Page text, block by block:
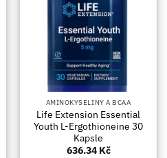
AMINOKYSELINY A BCAA
Life Extension Essential
Youth L-Ergothioneine 30
Kapsle
636.34 Kč